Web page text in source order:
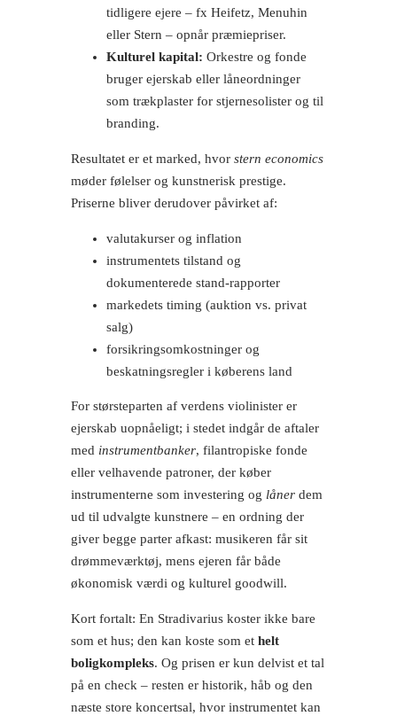
tidligere ejere – fx Heifetz, Menuhin
eller Stern – opnår præmiepriser.
Kulturel kapital: Orkestre og fonde
bruger ejerskab eller låneordninger
som trækplaster for stjernesolister og til
branding.
Resultatet er et marked, hvor stern economics
møder følelser og kunstnerisk prestige.
Priserne bliver derudover påvirket af:
valutakurser og inflation
instrumentets tilstand og
dokumenterede stand-rapporter
markedets timing (auktion vs. privat
salg)
forsikringsomkostninger og
beskatningsregler i køberens land
For størsteparten af verdens violinister er
ejerskab uopnåeligt; i stedet indgår de aftaler
med instrumentbanker, filantropiske fonde
eller velhavende patroner, der køber
instrumenterne som investering og låner dem
ud til udvalgte kunstnere – en ordning der
giver begge parter afkast: musikeren får sit
drømmeværktøj, mens ejeren får både
økonomisk værdi og kulturel goodwill.
Kort fortalt: En Stradivarius koster ikke bare
som et hus; den kan koste som et helt
boligkompleks. Og prisen er kun delvist et tal
på en check – resten er historik, håb og den
næste store koncertsal, hvor instrumentet kan